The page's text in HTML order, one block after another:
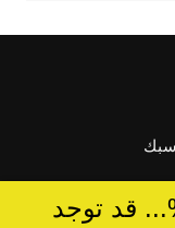
تصل الى 40 %... قد توجد